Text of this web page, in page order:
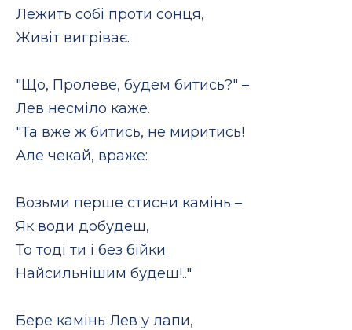
Лежить собі проти сонця,
Живіт вигріває.
"Що, Пролеве, будем битись?" –
Лев несміло каже.
"Та вже ж битись, не миритись!
Але чекай, враже:
Возьми перше стисни камінь –
Як води добудеш,
То тоді ти і без бійки
Найсильнішим будеш!.."
Бере камінь Лев у лапи,